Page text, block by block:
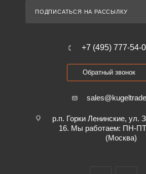
ПОДПИСАТЬСЯ НА РАССЫЛКУ
+7 (495) 777-54-
Обратный звонок
р.п. Горки Ленинские, ул.
16. Мы работаем: ПН-ПТ
(Москва)